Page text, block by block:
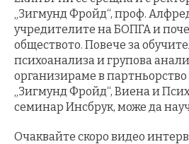
„Зигмунд Фройд“, проф.
учредителите на БОПГА и
обществото. Повече за
психоанализа и групова
организираме в
„Зигмунд Фройд“, Виена и
семинар Инсбрук, може да
Очаквайте скоро видео